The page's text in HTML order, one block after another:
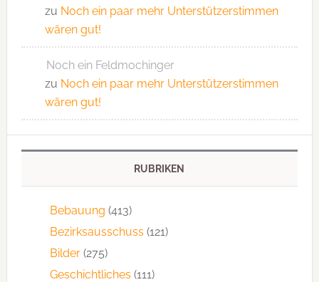
zu Noch ein paar mehr Unterstützerstimmen
wären gut!
Noch ein Feldmochinger
zu Noch ein paar mehr Unterstützerstimmen
wären gut!
RUBRIKEN
Bebauung (413)
Bezirksausschuss (121)
Bilder(275)
Geschichtliches (111)